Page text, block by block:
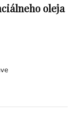
oleja